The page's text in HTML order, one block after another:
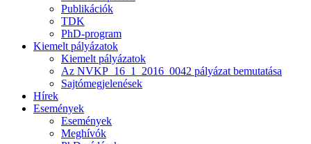
Publikációk
TDK
PhD-program
Kiemelt pályázatok
Kiemelt pályázatok
Az NVKP_16_1_2016_0042 pályázat bemutatása
Sajtómegjelenések
Hírek
Események
Események
Meghívók